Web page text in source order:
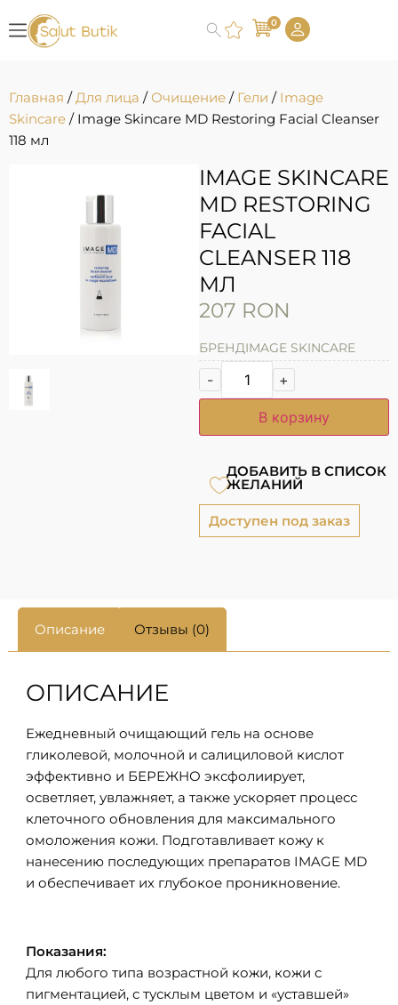
0
Главная /Для лица / Очищение / Гели / Image
Skincare / Image Skincare MD Restoring Facial Cleanser
118 мл
IMAGE SKINCARE
MD RESTORING
FACIAL
CLEANSER 118
МЛ
207 RON
БРЕНДIMAGE SKINCARE
- +
В корзину
ДОБАВИТЬ В СПИСОК
ЖЕЛАНИЙ
Доступен под заказ
Описание Отзывы (0)
ОПИСАНИЕ
Ежедневный очищающий гель на основе
гликолевой, молочной и салициловой кислот
эффективно и БЕРЕЖНО эксфолиирует,
осветляет, увлажняет, а также ускоряет процесс
клеточного обновления для максимального
омоложения кожи. Подготавливает кожу к
нанесению последующих препаратов IMAGE MD
и обеспечивает их глубокое проникновение.
Показания:
Для любого типа возрастной кожи, кожи с
пигментацией, с тусклым цветом и «уставшей»